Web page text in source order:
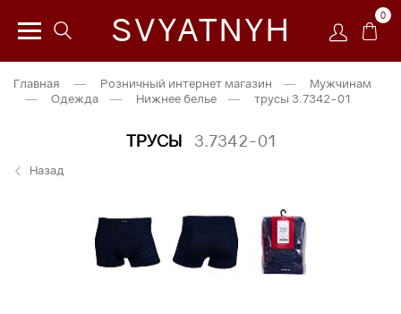
SVYATNYH 0
Главная — Розничный интернет магазин —
Мужчинам
—
Одежда — Нижнее белье — трусы 3.7342-01
ТРУСЫ 3.7342-01
Назад